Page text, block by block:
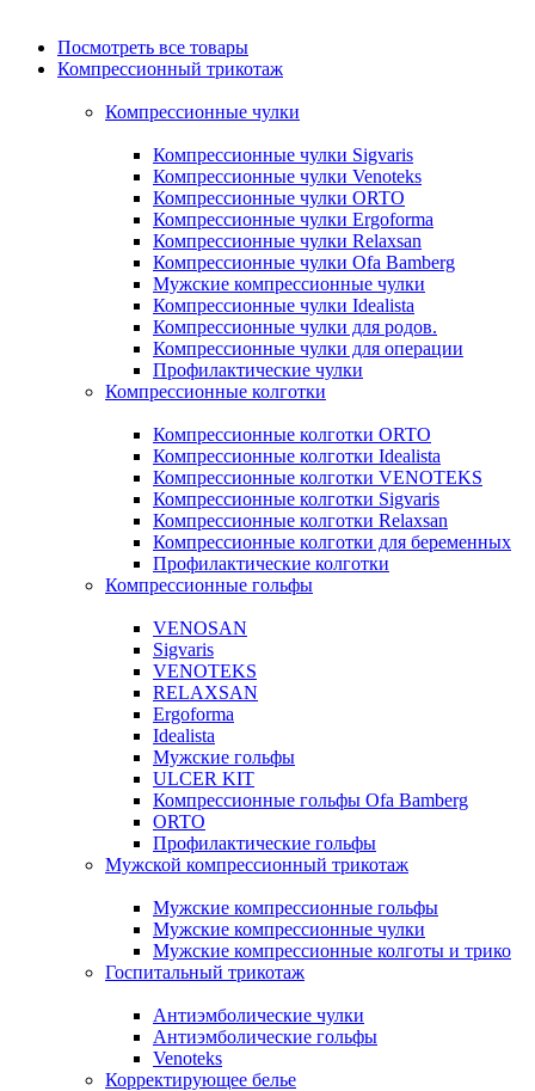
Посмотреть все товары
Компрессионный трикотаж
Компрессионные чулки
Компрессионные чулки Sigvaris
Компрессионные чулки Venoteks
Компрессионные чулки ORTO
Компрессионные чулки Ergoforma
Компрессионные чулки Relaxsan
Компрессионные чулки Ofa Bamberg
Мужские компрессионные чулки
Компрессионные чулки Idealista
Компрессионные чулки для родов.
Компрессионные чулки для операции
Профилактические чулки
Компрессионные колготки
Компрессионные колготки ORTO
Компрессионные колготки Idealista
Компрессионные колготки VENOTEKS
Компрессионные колготки Sigvaris
Компрессионные колготки Relaxsan
Компрессионные колготки для беременных
Профилактические колготки
Компрессионные гольфы
VENOSAN
Sigvaris
VENOTEKS
RELAXSAN
Ergoforma
Idealista
Мужские гольфы
ULCER KIT
Компрессионные гольфы Ofa Bamberg
ORTO
Профилактические гольфы
Мужской компрессионный трикотаж
Мужские компрессионные гольфы
Мужские компрессионные чулки
Мужские компрессионные колготы и трико
Госпитальный трикотаж
Антиэмболические чулки
Антиэмболические гольфы
Venoteks
Корректирующее белье